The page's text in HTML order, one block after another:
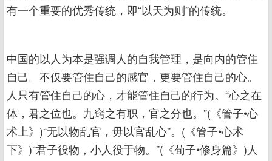
有一个重要的优秀传统，即“以天为则”的传统。
中国的以人为本是强调人的自我管理，是向内的管住
自己。不仅要管住自己的感官，更要管住自己的心。
人只有管住自己的心，才能管住自己的行为。“心之在
体，君之位也。九窍之有职，官之分也。”(《管子•心
术上》)“无以物乱官，毋以官乱心”。(《管子•心术
下》)“君子役物，小人役于物。”(《荀子•修身篇》)人